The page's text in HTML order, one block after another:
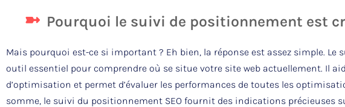
Pourquoi le suivi de positionnement est
Mais pourquoi est-ce si important ? Eh bien, la réponse est assez simple. Le
outil essentiel pour comprendre où se situe votre site web actuellement. Il
d’optimisation et permet d’évaluer les performances de toutes les
somme, le suivi du positionnement SEO fournit des indications précieuses